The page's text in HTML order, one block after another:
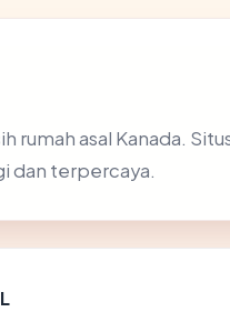
asal Kanada.
dan terpercaya.